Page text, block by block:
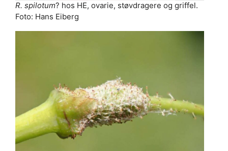
R. spilotum? hos HE, ovarie, støvdragere og griffel.
Foto: Hans Eiberg